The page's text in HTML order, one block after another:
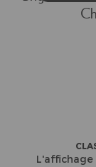
L'affichage